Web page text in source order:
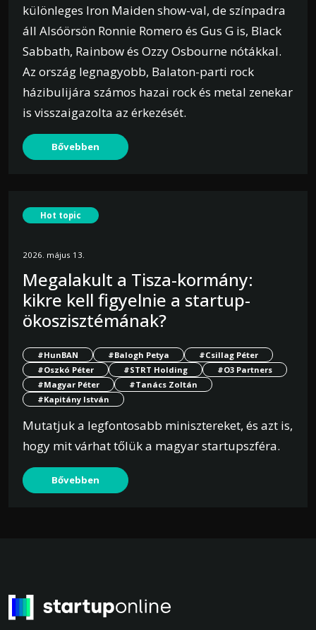
különleges Iron Maiden show-val, de színpadra
áll Alsóörsön Ronnie Romero és Gus G is, Black
Sabbath, Rainbow és Ozzy Osbourne nótákkal.
Az ország legnagyobb, Balaton-parti rock
házibulijára számos hazai rock és metal zenekar
is visszaigazolta az érkezését.
Bővebben
Hot topic
2026. május 13.
Megalakult a Tisza-kormány:
kikre kell figyelnie a startup-
ökoszisztémának?
#HunBAN #Balogh Petya
#Csillag Péter
#Oszkó Péter
#STRT Holding
#O3 Partners
#Magyar Péter
#Tanács Zoltán
#Kapitány István
Mutatjuk a legfontosabb minisztereket, és azt is,
hogy mit várhat tőlük a magyar startupszféra.
Bővebben